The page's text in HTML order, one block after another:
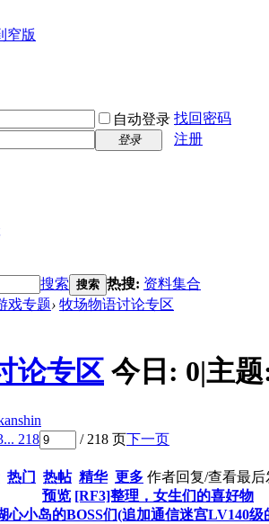
窄版
自动登录 找回密码
登录
注册
搜索 搜索 热搜: 资料集合
戏专题› 牧场物语讨论专区
论专区 今日: 0|主
... 218 / 218 页下一页
热门 热帖 精华 更多 作者回复/查看最后
预览 [RF3]整理，女生们的喜好物
心小岛的BOSS们(追加通信迷宫LV140级